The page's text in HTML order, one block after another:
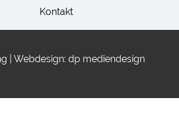
Kontakt
Webdesign: dp mediendesign